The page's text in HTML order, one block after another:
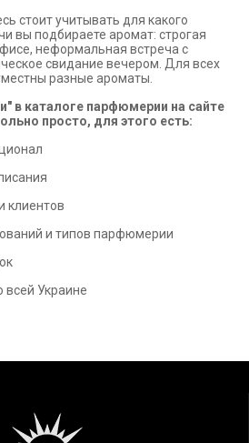
стоит учитывать для какого
вы подбираете аромат: строгая
неформальная встреча с
свидание вечером. Для всех
разные ароматы.
в каталоге парфюмерии на сайте
просто, для этого есть:
клиентов
и типов парфюмерии
всей Украине